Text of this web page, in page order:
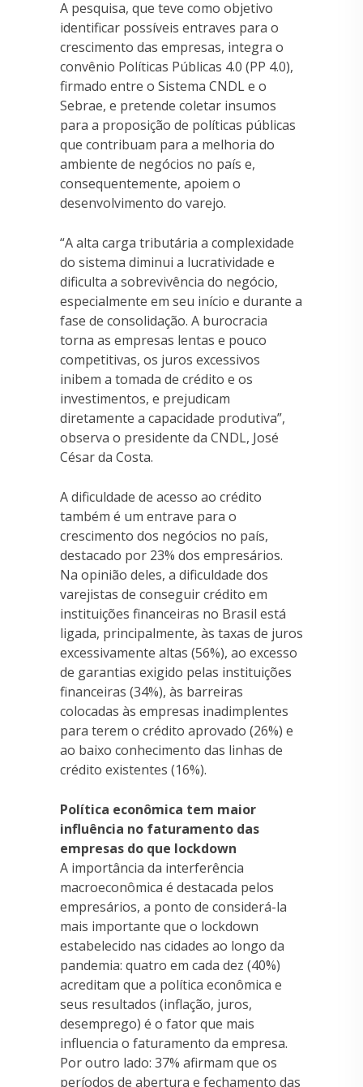
A pesquisa, que teve como objetivo
identificar possíveis entraves para o
crescimento das empresas, integra o
convênio Políticas Públicas 4.0 (PP 4.0),
firmado entre o Sistema CNDL e o
Sebrae, e pretende coletar insumos
para a proposição de políticas públicas
que contribuam para a melhoria do
ambiente de negócios no país e,
consequentemente, apoiem o
desenvolvimento do varejo.
“A alta carga tributária a complexidade
do sistema diminui a lucratividade e
dificulta a sobrevivência do negócio,
especialmente em seu início e durante a
fase de consolidação. A burocracia
torna as empresas lentas e pouco
competitivas, os juros excessivos
inibem a tomada de crédito e os
investimentos, e prejudicam
diretamente a capacidade produtiva”,
observa o presidente da CNDL, José
César da Costa.
A dificuldade de acesso ao crédito
também é um entrave para o
crescimento dos negócios no país,
destacado por 23% dos empresários.
Na opinião deles, a dificuldade dos
varejistas de conseguir crédito em
instituições financeiras no Brasil está
ligada, principalmente, às taxas de juros
excessivamente altas (56%), ao excesso
de garantias exigido pelas instituições
financeiras (34%), às barreiras
colocadas às empresas inadimplentes
para terem o crédito aprovado (26%) e
ao baixo conhecimento das linhas de
crédito existentes (16%).
Política econômica tem maior
influência no faturamento das
empresas do que lockdown
A importância da interferência
macroeconômica é destacada pelos
empresários, a ponto de considerá-la
mais importante que o lockdown
estabelecido nas cidades ao longo da
pandemia: quatro em cada dez (40%)
acreditam que a política econômica e
seus resultados (inflação, juros,
desemprego) é o fator que mais
influencia o faturamento da empresa.
Por outro lado: 37% afirmam que os
períodos de abertura e fechamento das